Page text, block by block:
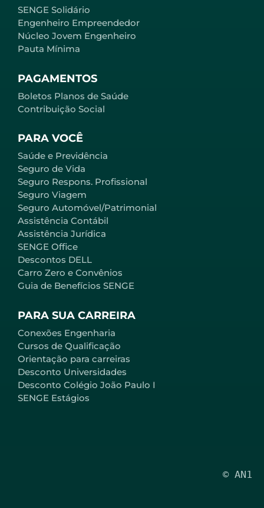
PARA VOCÊ
Saúde e Previdência
Seguro de Vida
Seguro Respons. Profissional
Seguro Viagem
Seguro Automóvel/Patrimonial
Assistência Contábil
Assistência Jurídica
SENGE Office
Descontos DELL
Carro Zero e Convênios
Guia de Benefícios SENGE
PARA SUA CARREIRA
Conexões Engenharia
Cursos de Qualificação
Orientação para carreiras
Desconto Universidades
Desconto Colégio João Paulo I
SENGE Estágios
SENGE Solidário
Engenheiro Empreendedor
Núcleo Jovem Engenheiro
Pauta Mínima
PAGAMENTOS
Boletos Planos de Saúde
Contribuição Social
© AN1